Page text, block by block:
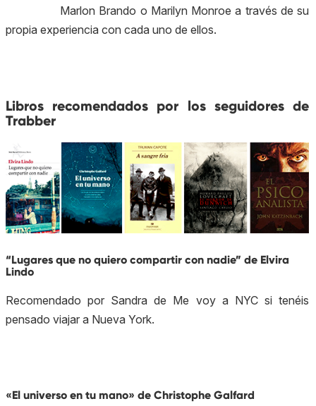
Marlon Brando o Marilyn Monroe a través de su
propia experiencia con cada uno de ellos.
Libros recomendados por los seguidores de
Trabber
“Lugares que no quiero compartir con nadie” de Elvira
Lindo
Recomendado por Sandra de Me voy a NYC si tenéis
pensado viajar a Nueva York.
«El universo en tu mano» de Christophe Galfard